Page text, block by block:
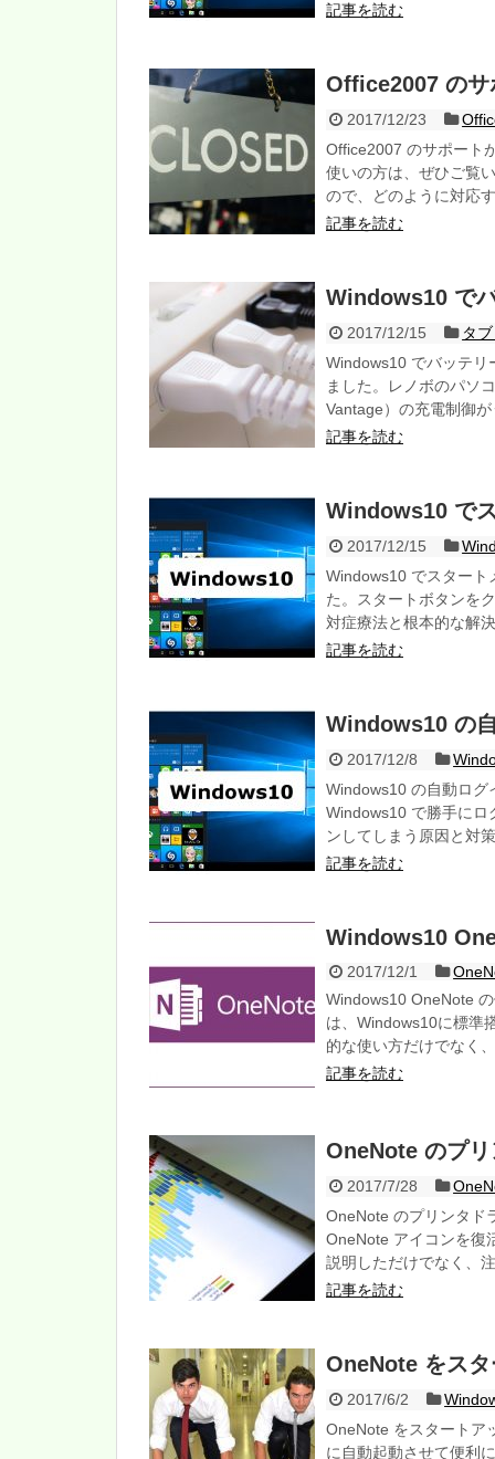
記事を読む
Office2007 のサ
2017/12/23
Office2007 のサポート
使いの方は、ぜひご覧
ので、どのように対応
記事を読む
Windows10 で
2017/12/15
タ
Windows10 でバッテリ
ました。レノボのパソ
Vantage）の充電制御
記事を読む
Windows10 で
2017/12/15
Windows10 でスタート
た。スタートボタンを
対症療法と根本的な解
記事を読む
Windows10 の
2017/12/8
Windows10 の自動ログ
Windows10 で勝手にロ
ンしてしまう原因と対
記事を読む
Windows10
2017/12/1
Windows10 OneNote
は、Windows10に標準
的な使い方だけでなく
記事を読む
OneNote のプ
2017/7/28
OneNote のプリンタド
OneNote アイコンを復
説明しただけでなく、
記事を読む
OneNote をス
2017/6/2
OneNote をスタートア
に自動起動させて便利